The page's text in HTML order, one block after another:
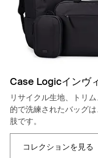
Case Logicインヴ
リサイクル生地、トリ
的で洗練されたバッグ
肢です。
コレクションを見る
新しいタブ